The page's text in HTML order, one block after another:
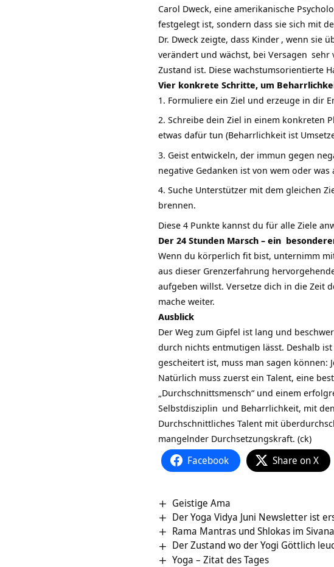
Carol Dweck, eine amerikanische
festgelegt ist, sondern dass sie sich mit
Dr. Dweck zeigte, dass Kinder , wenn sie
verändert und wächst, bei Versagen sehr
Zustand ist. Diese wachstumsorientierte
Vier konkrete Schritte, um
Formuliere ein Ziel und erzeuge in dir
Schreibe dein Ziel in einem konkreten
etwas dafür tun (Beharrlichkeit ist
Geist entwickeln, der immun gegen
negative Gedanken ist von wem oder was
Suche Unterstützer mit dem gleichen
brennen.
Diese 4 Punkte kannst du für alle Ziele
Der 24 Stunden Marsch – ein
Wenn du körperlich fit bist, unternimm
aus dieser Grenzerfahrung
aufgeben willst. Versetze dich in die Zeit
mache weiter.
Ausblick
Der Weg zum Gipfel ist lang und
durch nichts entmutigen lässt. Deshalb
gescheitert ist, muss man sagen können:
Natürlich muss zuerst ein Talent, eine
„Durchschnittsmensch“ und einem
Selbstdisziplin und Beharrlichkeit, mit
Durchschnittliches Talent mit
mangelnder Durchsetzungskraft. (ck)
Facebook Share on X
Geistige Ama
Der Yoga Vidya Juni Newsletter ist
Rama Mantras und Shlokas im
Der Zustand wo der Yogi Göttlich
Yoga – Zitat des Tages